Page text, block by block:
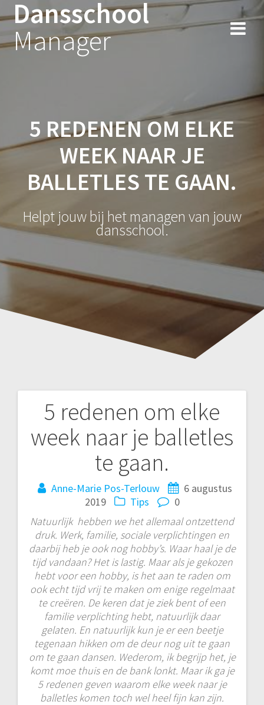
Spring
naar
inhoud
Dansschool
Manager
5 REDENEN OM ELKE
WEEK NAAR JE
BALLETLES TE GAAN.
Helpt jouw bij het managen van jouw
dansschool.
5 redenen om elke
week naar je balletles
te gaan.
Anne-Marie Pos-Terlouw
6 augustus
2019
Tips
0
Natuurlijk hebben we het allemaal ontzettend
druk. Werk, familie, sociale verplichtingen en
daarbij heb je ook nog hobby’s. Waar haal je de
tijd vandaan? Het is lastig. Maar als je gekozen
hebt voor een hobby, is het aan te raden om
ook echt tijd vrij te maken om enige regelmaat
te creëren. De keren dat je ziek bent of een
familie verplichting hebt, natuurlijk daar
gelaten. En natuurlijk kun je er een beetje
tegenaan hikken om de deur nog uit te gaan
om te gaan dansen. Wederom, ik begrijp het, je
komt moe thuis en de bank lonkt. Maar ik ga je
5 redenen geven waarom elke week naar je
balletles komen toch wel heel fijn kan zijn.
Bericht
navigatie